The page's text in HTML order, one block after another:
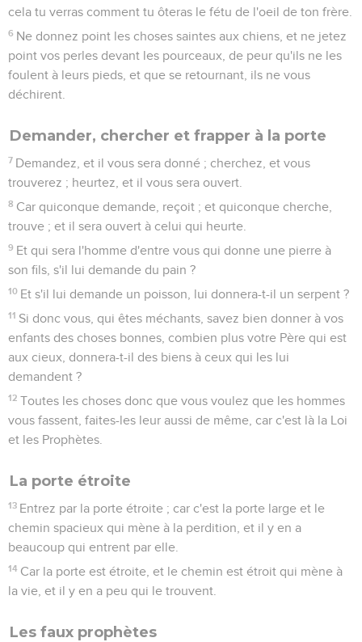
cela tu verras comment tu ôteras le fétu de l'oeil de ton frère.
6 Ne donnez point les choses saintes aux chiens, et ne jetez
point vos perles devant les pourceaux, de peur qu'ils ne les
foulent à leurs pieds, et que se retournant, ils ne vous
déchirent.
Demander, chercher et frapper à la porte
7 Demandez, et il vous sera donné ; cherchez, et vous
trouverez ; heurtez, et il vous sera ouvert.
8 Car quiconque demande, reçoit ; et quiconque cherche,
trouve ; et il sera ouvert à celui qui heurte.
9 Et qui sera l'homme d'entre vous qui donne une pierre à
son fils, s'il lui demande du pain ?
10 Et s'il lui demande un poisson, lui donnera-t-il un serpent ?
11 Si donc vous, qui êtes méchants, savez bien donner à vos
enfants des choses bonnes, combien plus votre Père qui est
aux cieux, donnera-t-il des biens à ceux qui les lui
demandent ?
12 Toutes les choses donc que vous voulez que les hommes
vous fassent, faites-les leur aussi de même, car c'est là la Loi
et les Prophètes.
La porte étroite
13 Entrez par la porte étroite ; car c'est la porte large et le
chemin spacieux qui mène à la perdition, et il y en a
beaucoup qui entrent par elle.
14 Car la porte est étroite, et le chemin est étroit qui mène à
la vie, et il y en a peu qui le trouvent.
Les faux prophètes